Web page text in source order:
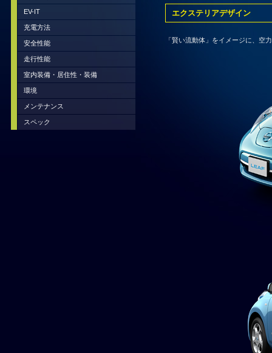
エクステリアデザイン
「賢い流動体」をイメージに、空
EV-IT
充電方法
安全性能
走行性能
室内装備・居住性・装備
環境
メンテナンス
スペック